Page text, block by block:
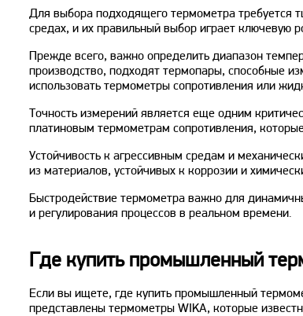
Для выбора подходящего термометра требуется
средах, и их правильный выбор играет ключевую
Прежде всего, важно определить диапазон
производство, подходят термопары, способные
использовать термометры сопротивления или
Точность измерений является еще одним
платиновым термометрам сопротивления,
Устойчивость к агрессивным средам и
из материалов, устойчивых к коррозии и
Быстродействие термометра важно для
и регулирования процессов в реальном времени.
Где купить промышленный
Если вы ищете, где купить промышленный
представлены термометры WIKA, которые